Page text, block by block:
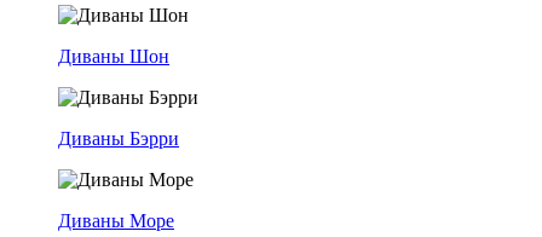
Диваны Шон
Диваны Бэрри
Диваны Море